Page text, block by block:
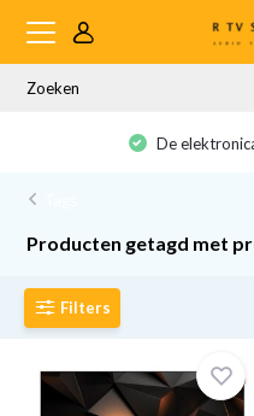
De
Producten getagd met
Filters